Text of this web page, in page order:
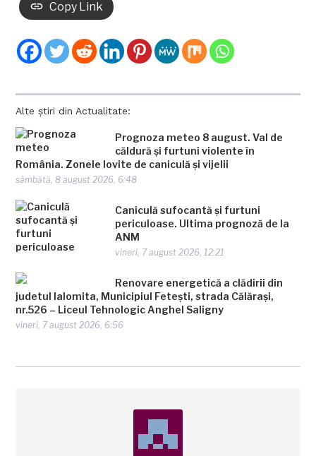
Alte știri din Actualitate:
Prognoza meteo 8 august. Val de
căldură și furtuni violente în
România. Zonele lovite de caniculă și vijelii
sâmbătă, 8 august 2026, 6:48
Caniculă sufocantă și furtuni
periculoase. Ultima prognoză de la
ANM
vineri, 7 august 2026, 12:21
Renovare energetică a clădirii din
judetul Ialomita, Municipiul Fetești, strada Călărași,
nr.526 – Liceul Tehnologic Anghel Saligny
vineri, 7 august 2026, 6:56
Copy Link